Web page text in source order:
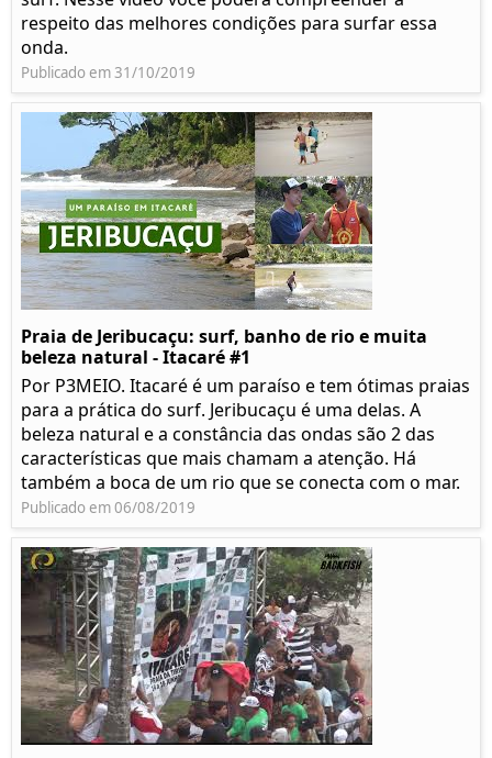
respeito das melhores condições para surfar essa
onda.
Publicado em 31/10/2019
Praia de Jeribucaçu: surf, banho de rio e muita
beleza natural - Itacaré #1
Por P3MEIO. Itacaré é um paraíso e tem ótimas praias
para a prática do surf. Jeribucaçu é uma delas. A
beleza natural e a constância das ondas são 2 das
características que mais chamam a atenção. Há
também a boca de um rio que se conecta com o mar.
Publicado em 06/08/2019